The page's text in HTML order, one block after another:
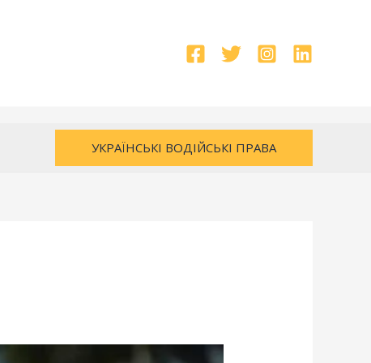
УКРАЇНСЬКІ ВОДІЙСЬКІ ПРАВА